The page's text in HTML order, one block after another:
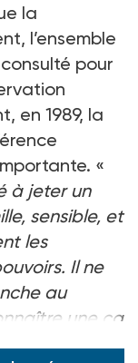
la
l’ensemble
pour
en 1989, la
«
à jeter un
sensible, et
les
Il ne
au
une ca